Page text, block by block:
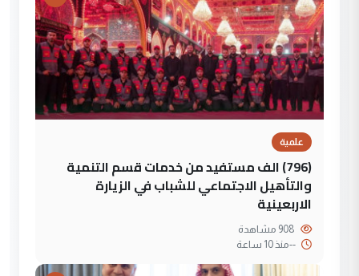
علمية
(796) الف مستفيد من خدمات قسم التنمية
والتأهيل الاجتماعي للشباب في الزيارة
الاربعينية
--منذ 10 ساعة